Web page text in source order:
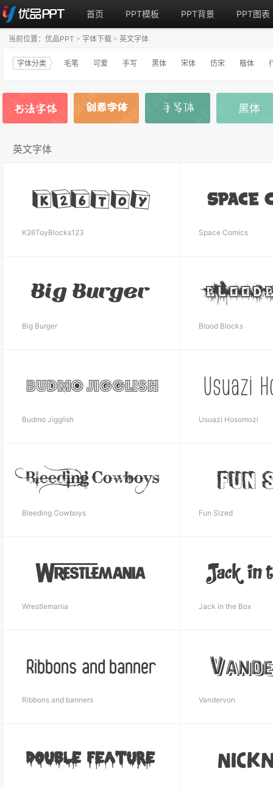
首页 PPT模板 PPT背景 PPT图表
当前位置： 优品PPT > 字体下载 > 英文字体
字体分类 毛笔 可爱 手写 黑体 宋体 仿宋 楷体
英文字体
K26ToyBlocks123 Space Comics
Big Burger Blood Blocks
Budmo Jigglish Usuazi Hosomozi
Bleeding Cowboys Fun Sized
Wrestlemania Jack in the Box
Ribbons and banners Vandervon